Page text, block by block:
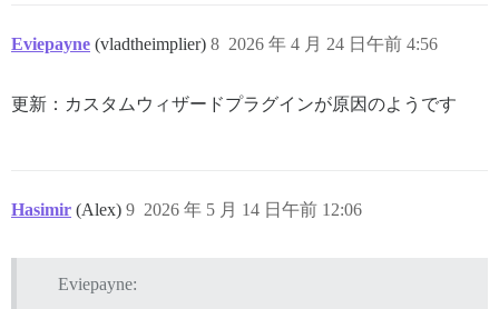
Eviepayne (vladtheimplier) 2026 年 4 月 24 日午前 4:56
8
更新：カスタムウィザードプラグインが原因のようです
Hasimir (Alex) 2026 年 5 月 14 日午前 12:06
9
Eviepayne: